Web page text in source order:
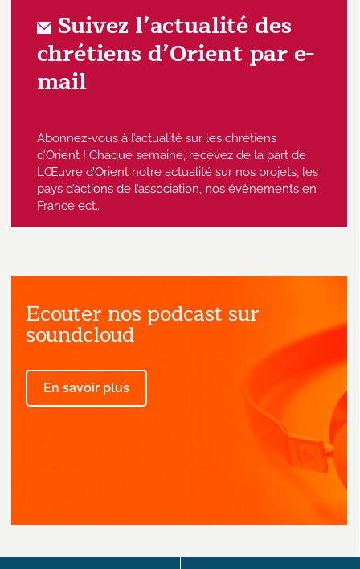
Suivez l’actualité des
chrétiens d’Orient par e-
mail
Abonnez-vous à l’actualité sur les chrétiens
d’Orient ! Chaque semaine, recevez de la part de
L’Œuvre d’Orient notre actualité sur nos projets, les
pays d’actions de l’association, nos évènements en
France ect…
J'accepte de recevoir des emails
provenant de l'Œuvre d'Orient.
Ecouter nos podcast sur
soundcloud
En savoir plus